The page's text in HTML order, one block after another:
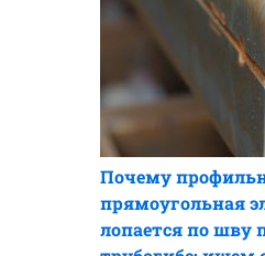
Почему
прямоугольная
лопается по шву